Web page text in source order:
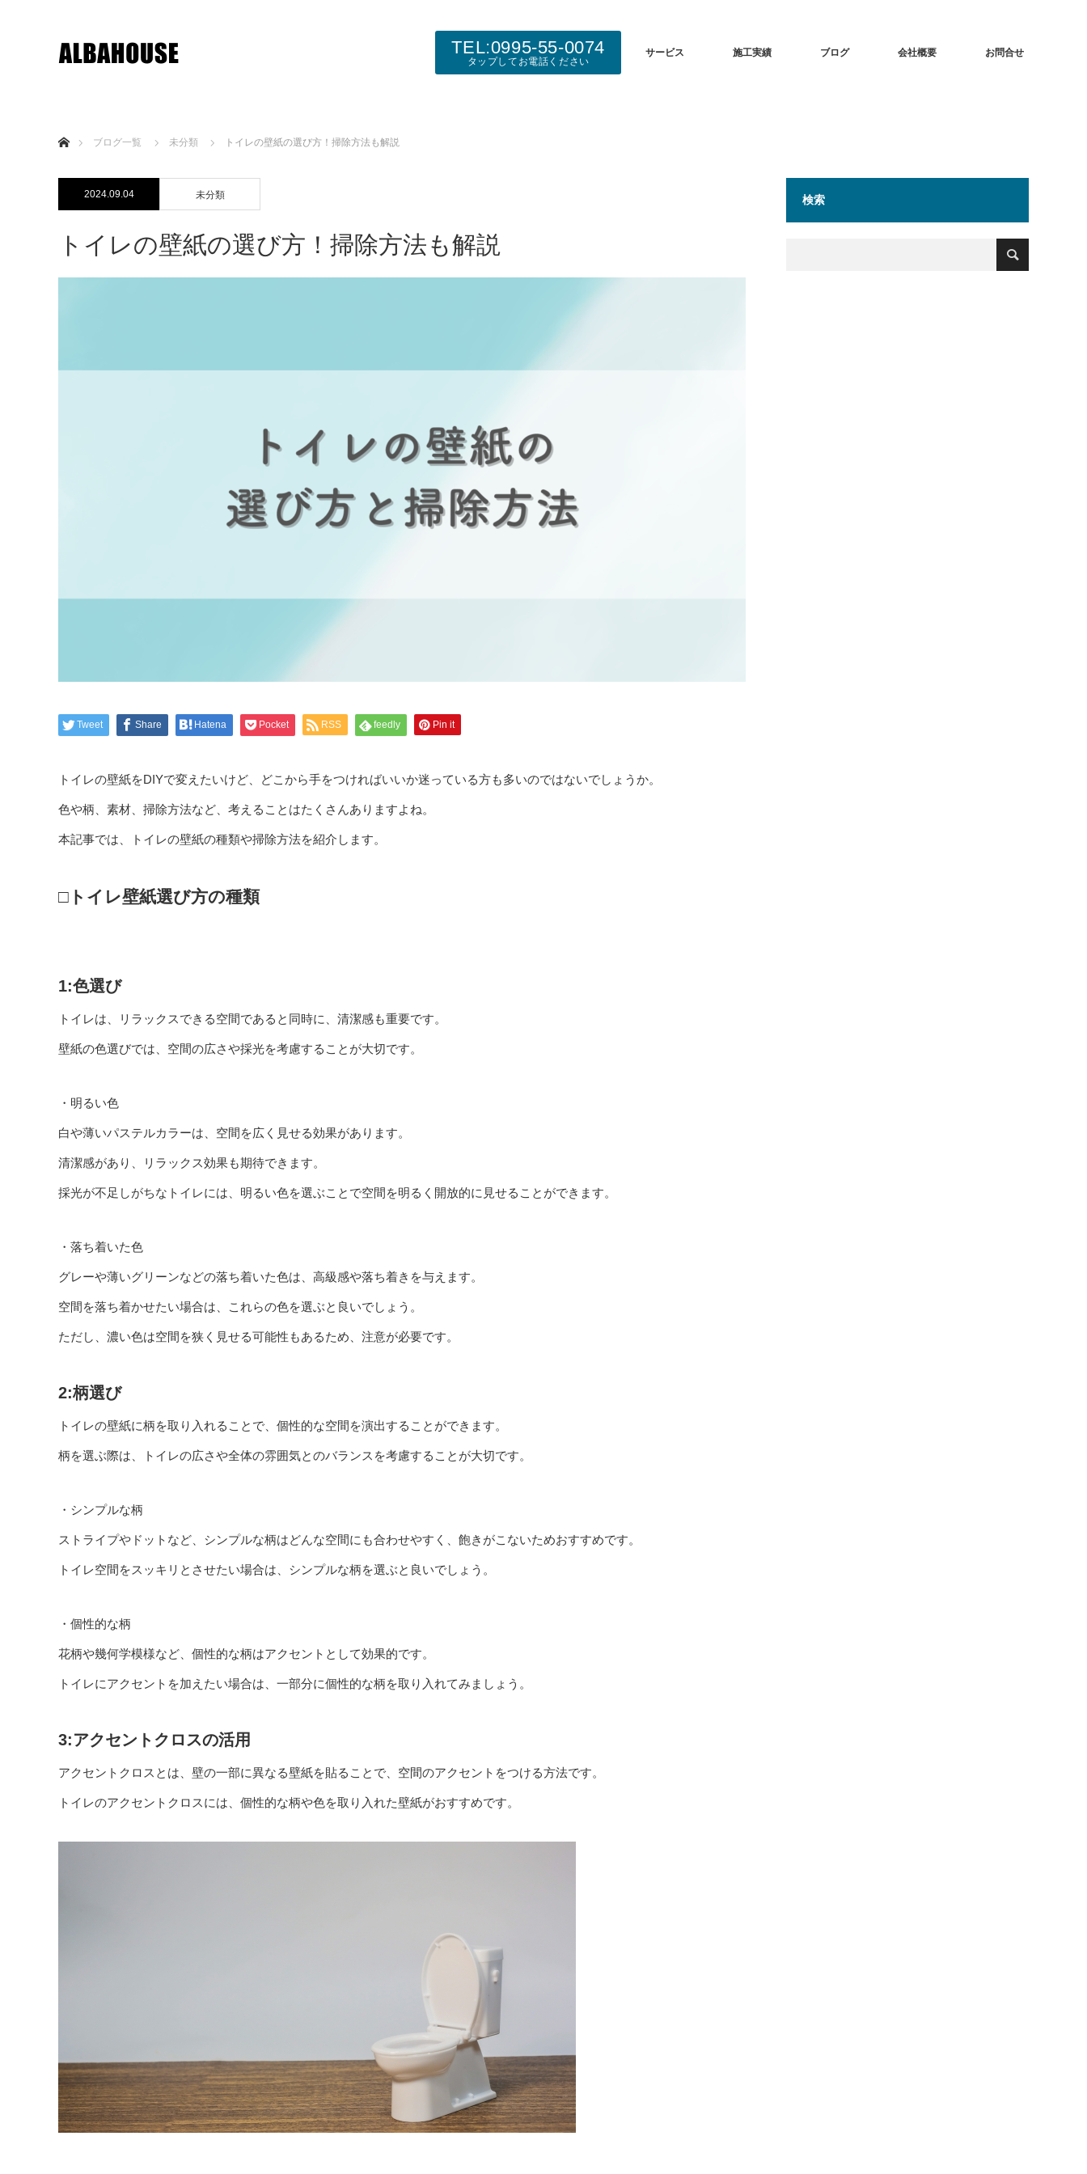
TEL:0995-55-0074
タップしてお電話ください
サービス 施工実績 ブログ 会社概要 お問合せ
ブログ一覧
未分類 トイレの壁紙の選び方！掃除方法も解説
2024.09.04 未分類
トイレの壁紙の選び方！掃除方法も解説
Tweet Share Hatena Pocket RSS feedly Pin it
トイレの壁紙をDIYで変えたいけど、どこから手をつければいいか迷っている方も多いのではないでしょうか。
色や柄、素材、掃除方法など、考えることはたくさんありますよね。
本記事では、トイレの壁紙の種類や掃除方法を紹介します。
□トイレ壁紙選び方の種類
1:色選び
トイレは、リラックスできる空間であると同時に、清潔感も重要です。
壁紙の色選びでは、空間の広さや採光を考慮することが大切です。
・明るい色
白や薄いパステルカラーは、空間を広く見せる効果があります。
清潔感があり、リラックス効果も期待できます。
採光が不足しがちなトイレには、明るい色を選ぶことで空間を明るく開放的に見せることができます。
・落ち着いた色
グレーや薄いグリーンなどの落ち着いた色は、高級感や落ち着きを与えます。
空間を落ち着かせたい場合は、これらの色を選ぶと良いでしょう。
ただし、濃い色は空間を狭く見せる可能性もあるため、注意が必要です。
2:柄選び
トイレの壁紙に柄を取り入れることで、個性的な空間を演出することができます。
柄を選ぶ際は、トイレの広さや全体の雰囲気とのバランスを考慮することが大切です。
・シンプルな柄
ストライプやドットなど、シンプルな柄はどんな空間にも合わせやすく、飽きがこないためおすすめです。
トイレ空間をスッキリとさせたい場合は、シンプルな柄を選ぶと良いでしょう。
・個性的な柄
花柄や幾何学模様など、個性的な柄はアクセントとして効果的です。
トイレにアクセントを加えたい場合は、一部分に個性的な柄を取り入れてみましょう。
3:アクセントクロスの活用
アクセントクロスとは、壁の一部に異なる壁紙を貼ることで、空間のアクセントをつける方法です。
トイレのアクセントクロスには、個性的な柄や色を取り入れた壁紙がおすすめです。
検索